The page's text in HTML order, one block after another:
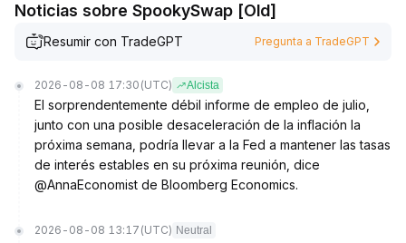
Noticias sobre SpookySwap [Old]
Resumir con TradeGPT Pregunta a TradeGPT
2026-08-08 17:30 (UTC) Alcista
El sorprendentemente débil informe de empleo de julio,
junto con una posible desaceleración de la inflación la
próxima semana, podría llevar a la Fed a mantener las tasas
de interés estables en su próxima reunión, dice
@AnnaEconomist de Bloomberg Economics.
2026-08-08 13:17 (UTC) Neutral